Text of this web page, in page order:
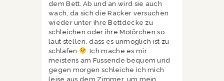
dem Bett. Ab und an wird sie auch
wach, da sich die Racker versuchen
wieder unter ihre Bettdecke zu
schleichen oder ihre Motörchen so
laut stellen, dass es unmöglich ist zu
schlafen
. Ich mache es mir
meistens am Fussende bequem und
gegen morgen schleiche ich mich
leise aus dem Zimmer, um mein